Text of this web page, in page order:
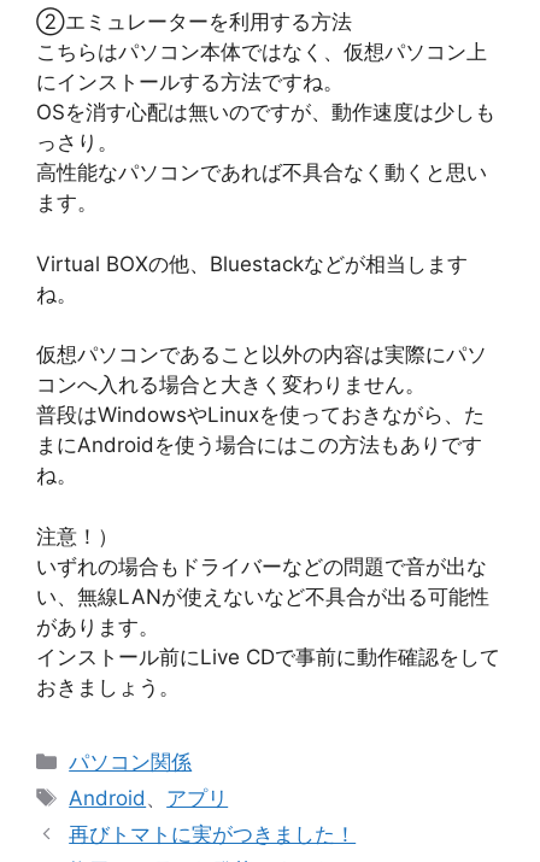
②エミュレーターを利用する方法
こちらはパソコン本体ではなく、仮想パソコン上
にインストールする方法ですね。
OSを消す心配は無いのですが、動作速度は少しも
っさり。
高性能なパソコンであれば不具合なく動くと思い
ます。
Virtual BOXの他、Bluestackなどが相当します
ね。
仮想パソコンであること以外の内容は実際にパソ
コンへ入れる場合と大きく変わりません。
普段はWindowsやLinuxを使っておきながら、た
まにAndroidを使う場合にはこの方法もありです
ね。
注意！）
いずれの場合もドライバーなどの問題で音が出な
い、無線LANが使えないなど不具合が出る可能性
があります。
インストール前にLive CDで事前に動作確認をして
おきましょう。
カ
テ
リ
パソコン関係
タ
グ
Android 、 アプリ
再びトマトに実がつきました！